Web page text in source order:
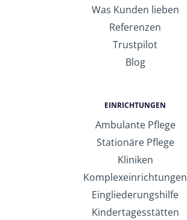
Was Kunden lieben
Referenzen
Trustpilot
Blog
EINRICHTUNGEN
Ambulante Pflege
Stationäre Pflege
Kliniken
Komplexeinrichtungen
Eingliederungshilfe
Kindertagesstätten